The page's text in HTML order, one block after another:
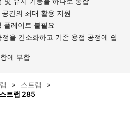
간의 최대 활용 지원
플레이트 불필요
정을 간소화하고 기존 용접 공정에 쉽
에 부합
스트랩
트랩 285